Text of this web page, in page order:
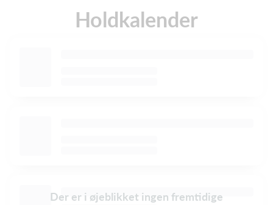
Holdkalender
Der er i øjeblikket ingen fremtidige